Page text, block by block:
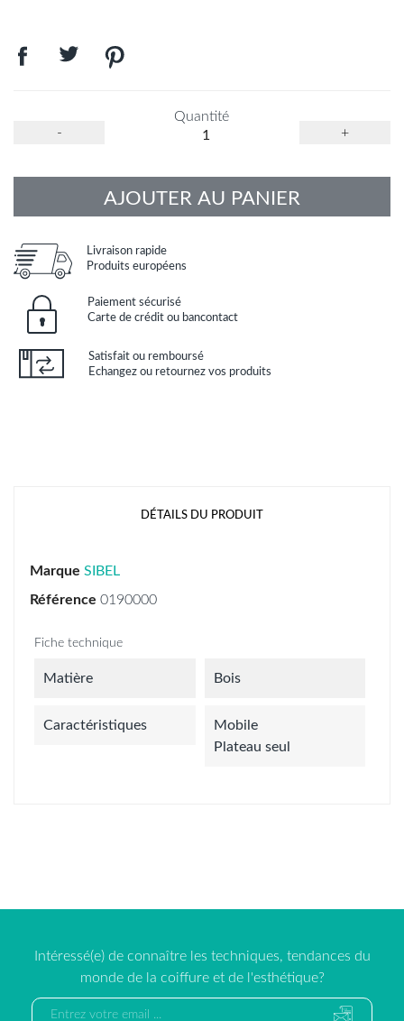
-
Quantité
+
AJOUTER AU PANIER
Livraison rapide
Produits européens
Paiement sécurisé
Carte de crédit ou bancontact
Satisfait ou remboursé
Echangez ou retournez vos produits
DÉTAILS DU PRODUIT
Marque SIBEL
Référence 0190000
Fiche technique
Matière Bois
Caractéristiques
Mobile
Plateau seul
Intéressé(e) de connaître les techniques, tendances du
monde de la coiffure et de l'esthétique?